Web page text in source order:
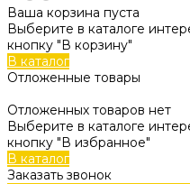
Ваша корзина пуста
Выберите в каталоге
кнопку "В корзину"
В каталог
Отложенные товары
Отложенных товаров нет
Выберите в каталоге
кнопку "В избранное"
В каталог
Заказать звонок